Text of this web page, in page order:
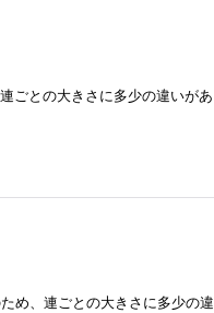
ごとの大きさに多少の違いがあ
め、連ごとの大きさに多少の違